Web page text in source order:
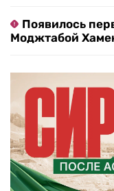
Появилось
Моджтабой